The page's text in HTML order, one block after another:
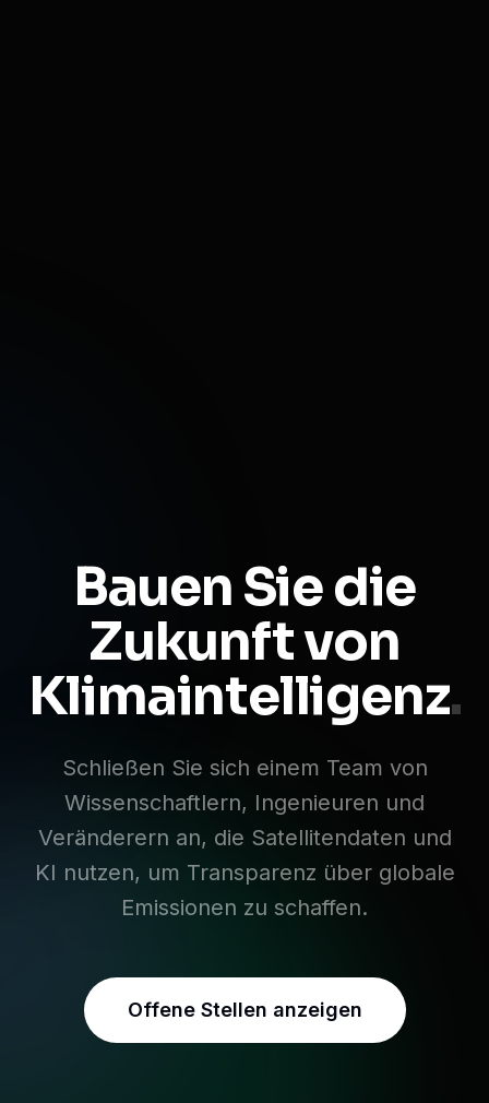
Bauen Sie die
Zukunft von
Klimaintelligenz.
Schließen Sie sich einem Team von
Wissenschaftlern, Ingenieuren und
Veränderern an, die Satellitendaten und
KI nutzen, um Transparenz über globale
Emissionen zu schaffen.
Offene Stellen anzeigen